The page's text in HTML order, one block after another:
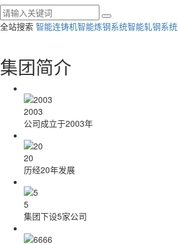
全站搜索 智能连铸机智能炼钢系统智能轧钢系统
集团简介
2003
公司成立于2003年
20
历经20年发展
5
集团下设5家公司